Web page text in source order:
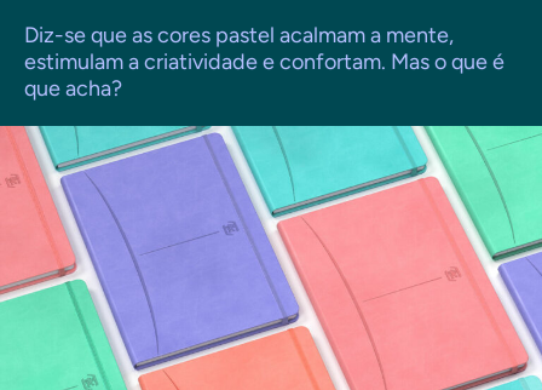
Diz-se que as cores pastel acalmam a mente,
estimulam a criatividade e confortam. Mas o que é
que acha?